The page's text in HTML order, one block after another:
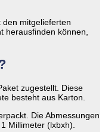
den mitgelieferten
herausfinden können,
zugestellt. Diese
besteht aus Karton.
Die Abmessungen
Millimeter (lxbxh).